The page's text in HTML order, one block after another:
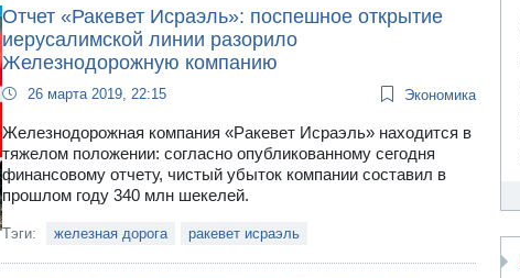
Отчет «Ракевет Исраэль»: поспешное открытие
иерусалимской линии разорило
Железнодорожную компанию
26 марта 2019, 22:15 Экономика
Железнодорожная компания «Ракевет Исраэль» находится в
тяжелом положении: согласно опубликованному сегодня
финансовому отчету, чистый убыток компании составил в
прошлом году 340 млн шекелей.
Тэги: железная дорога ракевет исраэль